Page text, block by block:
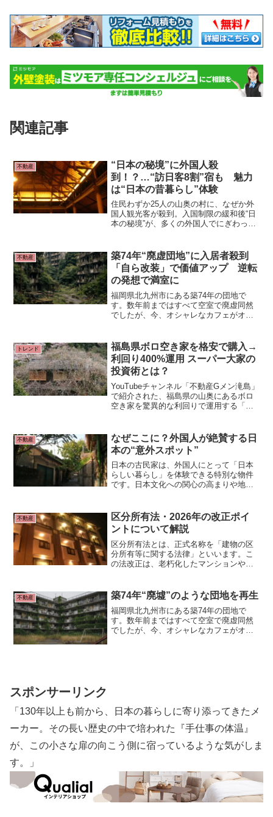
関連記事
不動産
“日本の秘境”に外国人殺
到！？…“訪日客8割”宿も 魅力
は“日本の昔暮らし”体験
住民わずか25人の山奥の村に、なぜか外
国人観光客が殺到。入国制限の緩和後“日
本の秘境”が、多くの外国人でにぎわって
こそ、都会では味わえない「特別な日本
体験」とは？
不動産
築74年“廃虚団地”に入居者殺到
「自ら改装」で価値アップ 逆転
の発想で満室に
福岡県北九州市にある築74年の団地で
す。数年前まではすべて空室で廃虚同然
でしたが、今、オシャレなカフェがオー
福岡県北九州市「門司港」。明治時代
に開港、世界からの玄関口。
トレンド
福島県ボロ空き家を格安で購入→
利回り400%運用 スーパー大家の
投資術とは？
YouTubeチャンネル「不動産Gメン滝島」
で紹介された、福島県の山奥にあるボロ
空き家を驚異的な利回りで運用する「ス
識破りの不動産投資術をご紹介します。
不動産
なぜここに？外国人が絶賛する日
本の“意外スポット”
日本の古民家は、外国人にとって「日本
らしい暮らし」を体験できる特別な物件
です。日本文化への関心の高まりや地方
に活用する際には、地域の協力を得なが
らサポート体制を整えることが重要で
す。
不動産
区分所有法・2026年の改正ポイ
ントについて解説
区分所有法とは、正式名称を「建物の区
分所有等に関する法律」といいます。こ
の法改正は、老朽化したマンションや所
に、かつ柔軟に進められる基盤を構築す
るものです。安全・資産価値・住環境の
維持向上に直結する内容になります。
不動産 築74年“廃墟”のような団地を再生
福岡県北九州市にある築74年の団地で
す。数年前まではすべて空室で廃虚同然
でしたが、今、オシャレなカフェがオー
スポンサーリンク
「130年以上も前から、日本の暮らしに寄り添ってきたメ
ーカー。その長い歴史の中で培われた『手仕事の体温』
が、この小さな扉の向こう側に宿っているような気がしま
す。」